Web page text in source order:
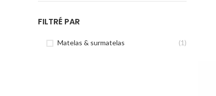
FILTRÉ PAR
Matelas & surmatelas (1)